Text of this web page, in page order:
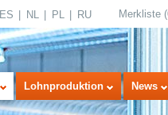
ES NL PL RU Merkliste (
Lohnproduktion News